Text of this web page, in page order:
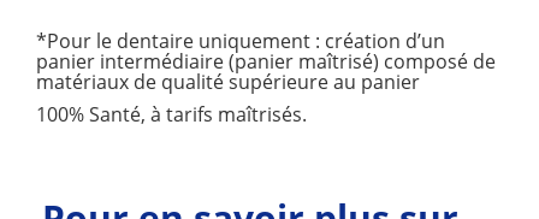
*Pour le dentaire uniquement : création d’un
panier intermédiaire (panier maîtrisé) composé de
matériaux de qualité supérieure au panier
100% Santé, à tarifs maîtrisés.